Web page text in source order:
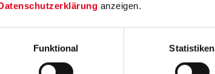
anzeigen.
Funktional Statistiken